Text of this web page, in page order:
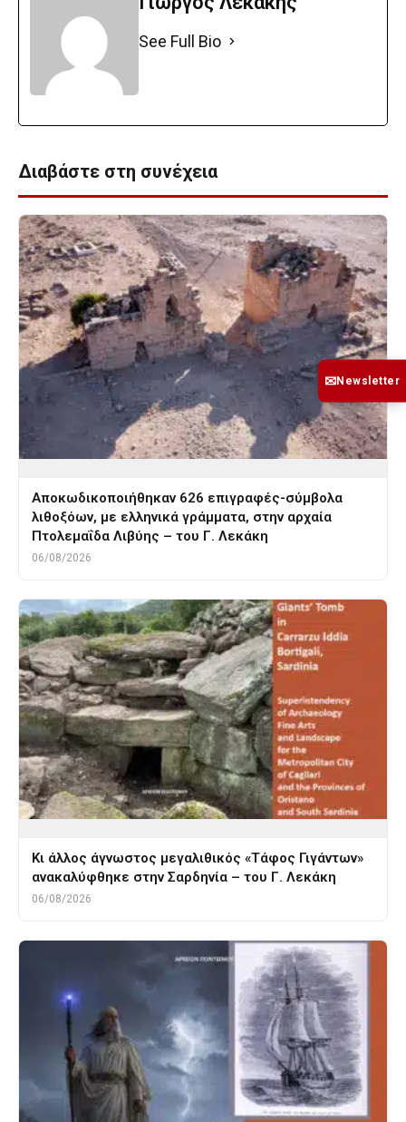
See Full Bio
Διαβάστε στη συνέχεια
Αποκωδικοποιήθηκαν 626 επιγραφές-σύμβολα
λιθοξόων, με ελληνικά γράμματα, στην αρχαία
Πτολεμαΐδα Λιβύης – του Γ. Λεκάκη
06/08/2026
Κι άλλος άγνωστος μεγαλιθικός «Τάφος Γιγάντων»
ανακαλύφθηκε στην Σαρδηνία – του Γ. Λεκάκη
06/08/2026
✉Newsletter